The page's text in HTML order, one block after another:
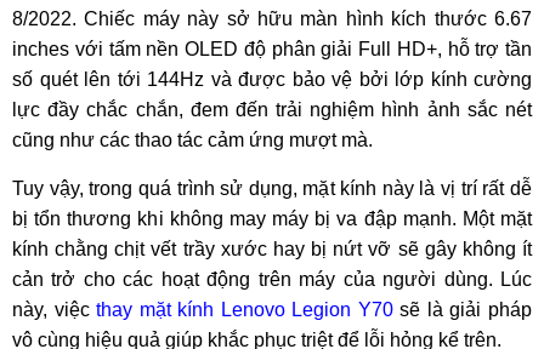
8/2022. Chiếc máy này sở hữu màn hình kích thước 6.67
inches với tấm nền OLED độ phân giải Full HD+, hỗ trợ tần
số quét lên tới 144Hz và được bảo vệ bởi lớp kính cường
lực đầy chắc chắn, đem đến trải nghiệm hình ảnh sắc nét
cũng như các thao tác cảm ứng mượt mà.
Tuy vậy, trong quá trình sử dụng, mặt kính này là vị trí rất dễ
bị tổn thương khi không may máy bị va đập mạnh. Một mặt
kính chằng chịt vết trầy xước hay bị nứt vỡ sẽ gây không ít
cản trở cho các hoạt động trên máy của người dùng. Lúc
này, việcthay mặt kính Lenovo Legion Y70sẽ là giải pháp
vô cùng hiệu quả giúp khắc phục triệt để lỗi hỏng kể trên.